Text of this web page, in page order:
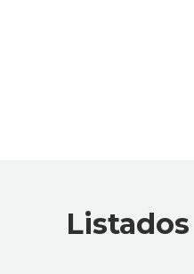
Listados